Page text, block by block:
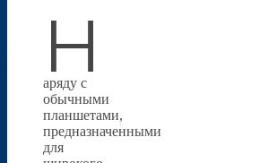
Н
аряду с
обычными
планшетами,
предназначенными
для